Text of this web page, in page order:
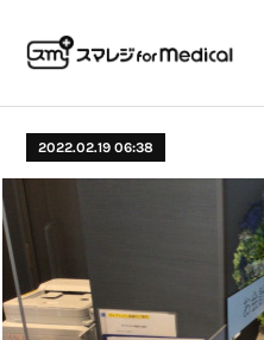
2022.02.19 06:38